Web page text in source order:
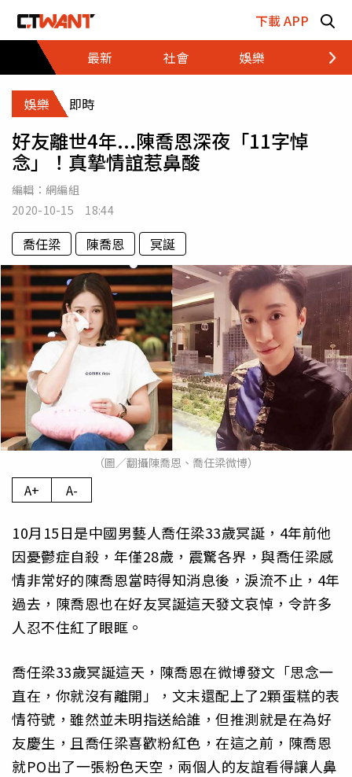
下載 APP
最新
社會 娛樂 財經
娛樂 即時
好友離世4年...陳喬恩深夜「11字悼
念」！真摯情誼惹鼻酸
編輯： 網編組
2020-10-15 18:44
喬任梁 陳喬恩 冥誕
（圖／翻攝陳喬恩、喬任梁微博）
A+ A-
10月15日是中國男藝人喬任梁33歲冥誕，4年前他
因憂鬱症自殺，年僅28歲，震驚各界，與喬任梁感
情非常好的陳喬恩當時得知消息後，淚流不止，4年
過去，陳喬恩也在好友冥誕這天發文哀悼，令許多
人忍不住紅了眼眶。
喬任梁33歲冥誕這天，陳喬恩在微博發文「思念一
直在，你就沒有離開」，文末還配上了2顆蛋糕的表
情符號，雖然並未明指送給誰，但推測就是在為好
友慶生，且喬任梁喜歡粉紅色，在這之前，陳喬恩
就PO出了一張粉色天空，兩個人的友誼看得讓人鼻